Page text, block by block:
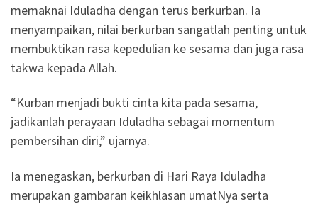
memaknai Iduladha dengan terus berkurban. Ia
menyampaikan, nilai berkurban sangatlah penting untuk
membuktikan rasa kepedulian ke sesama dan juga rasa
takwa kepada Allah.
“Kurban menjadi bukti cinta kita pada sesama,
jadikanlah perayaan Iduladha sebagai momentum
pembersihan diri,” ujarnya.
Ia menegaskan, berkurban di Hari Raya Iduladha
merupakan gambaran keikhlasan umatNya serta